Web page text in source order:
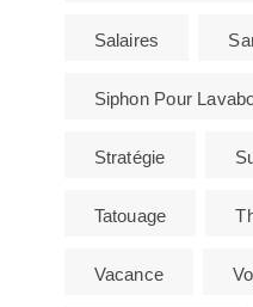
Salaires
Siphon Pour
Stratégie
Tatouage
Vacance